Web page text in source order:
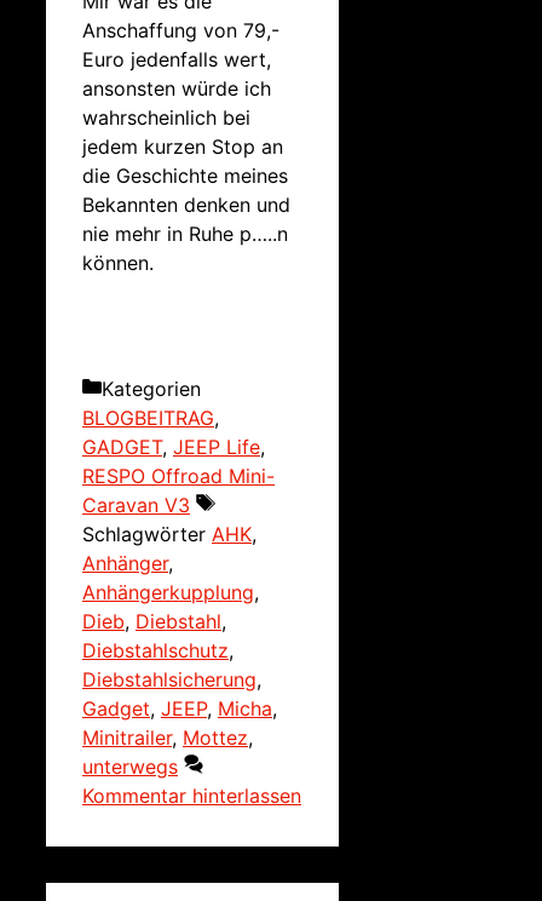
Anschaffung von 79,-
Euro jedenfalls wert,
ansonsten würde ich
wahrscheinlich bei
jedem kurzen Stop an
die Geschichte meines
Bekannten denken und
nie mehr in Ruhe p…..n
können.
Kategorien
BLOGBEITRAG,
GADGET, JEEP Life,
RESPO Offroad Mini-
Caravan V3
Schlagwörter AHK,
Anhänger,
Anhängerkupplung,
Dieb, Diebstahl,
Diebstahlschutz,
Diebstahlsicherung,
Gadget, JEEP, Micha,
Minitrailer, Mottez,
unterwegs
Kommentar hinterlassen